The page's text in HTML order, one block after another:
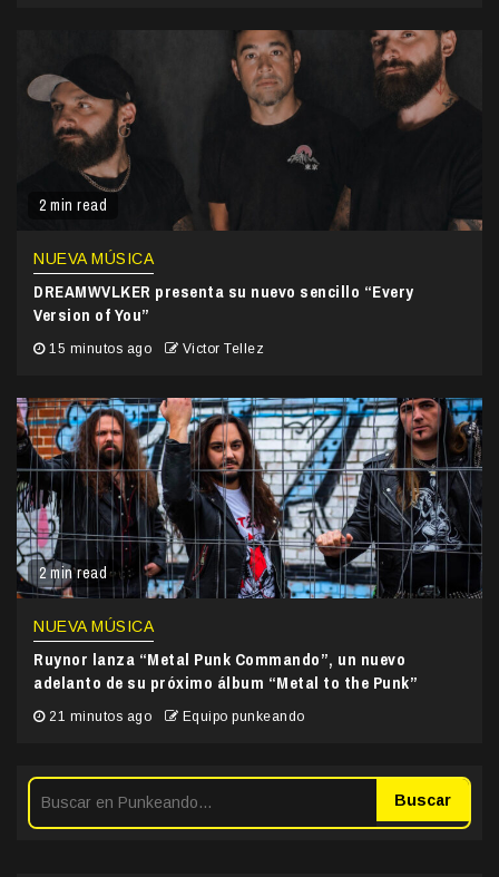
2 min read
NUEVA MÚSICA
DREAMWVLKER presenta su nuevo sencillo “Every
Version of You”
15 minutos ago Victor Tellez
2 min read
NUEVA MÚSICA
Ruynor lanza “Metal Punk Commando”, un nuevo
adelanto de su próximo álbum “Metal to the Punk”
21 minutos ago Equipo punkeando
Buscar